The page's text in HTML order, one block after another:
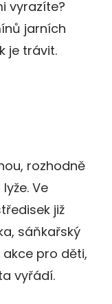
vyrazíte?
jarních
je trávit.
rozhodně
Ve
již
sáňkařský
pro děti,
vyřádí.